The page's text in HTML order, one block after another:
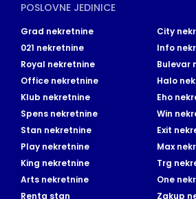
POSLOVNE JEDINICE
Grad nekretnine
City
021 nekretnine
Info
Royal nekretnine
Bulevar
Office nekretnine
Halo
Klub nekretnine
Eho
Spens nekretnine
Win
Stan nekretnine
Exit
Play nekretnine
Max
King nekretnine
Trg
Arts nekretnine
One
Renta stan
Zakup